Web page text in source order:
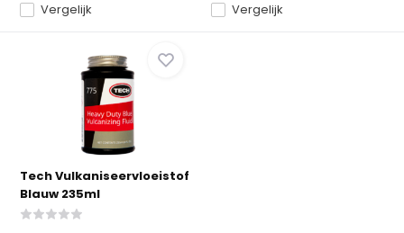
Vergelijk Vergelijk
Tech Vulkaniseervloeistof
Blauw 235ml